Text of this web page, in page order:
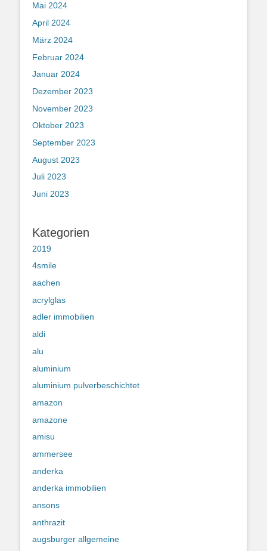
Mai 2024
April 2024
März 2024
Februar 2024
Januar 2024
Dezember 2023
November 2023
Oktober 2023
September 2023
August 2023
Juli 2023
Juni 2023
Kategorien
2019
4smile
aachen
acrylglas
adler immobilien
aldi
alu
aluminium
aluminium pulverbeschichtet
amazon
amazone
amisu
ammersee
anderka
anderka immobilien
ansons
anthrazit
augsburger allgemeine